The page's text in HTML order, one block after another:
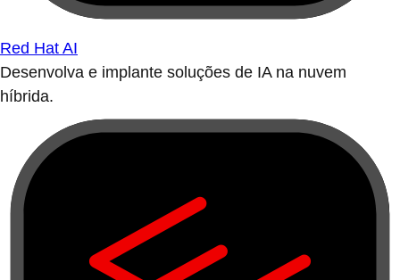
Red Hat AI
Desenvolva e implante soluções de IA na nuvem
híbrida.